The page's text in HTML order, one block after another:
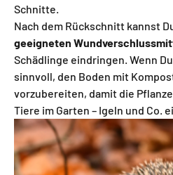
Schnitte.
Nach dem Rückschnitt kannst
geeigneten
Schädlinge eindringen. Wenn
sinnvoll, den Boden mit
vorzubereiten, damit die
Tiere im Garten – Igeln und Co.